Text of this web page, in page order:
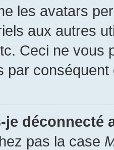
les avatars
aux autres
Ceci ne vous
par conséquent
je déconnecté
pas la case